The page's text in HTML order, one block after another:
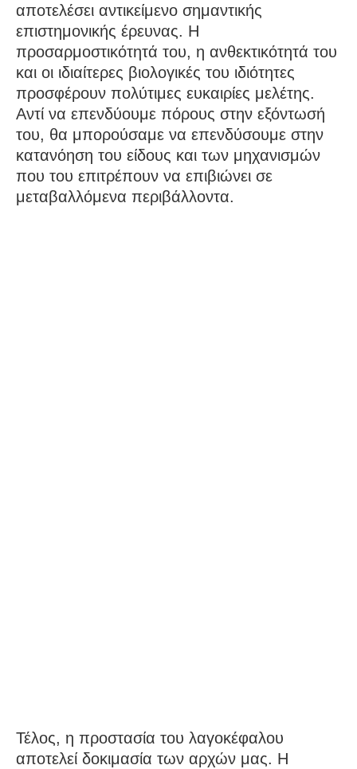
αποτελέσει αντικείμενο σημαντικής
επιστημονικής έρευνας. Η
προσαρμοστικότητά του, η ανθεκτικότητά του
και οι ιδιαίτερες βιολογικές του ιδιότητες
προσφέρουν πολύτιμες ευκαιρίες μελέτης.
Αντί να επενδύουμε πόρους στην εξόντωσή
του, θα μπορούσαμε να επενδύσουμε στην
κατανόηση του είδους και των μηχανισμών
που του επιτρέπουν να επιβιώνει σε
μεταβαλλόμενα περιβάλλοντα.
Τέλος, η προστασία του λαγοκέφαλου
αποτελεί δοκιμασία των αρχών μας. Η